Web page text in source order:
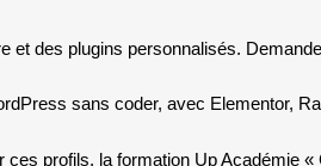
et des plugins personnalisés.
sans coder, avec Elementor,
ces profils, la formation Up Académie «